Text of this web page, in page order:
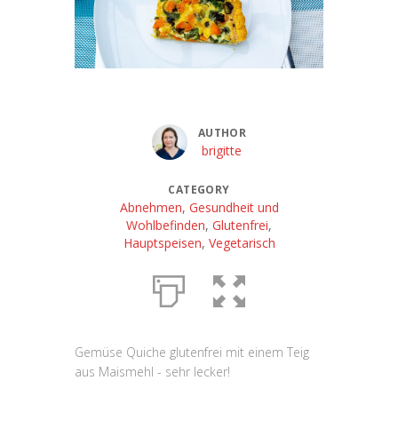
AUTHOR
brigitte
CATEGORY
Abnehmen, Gesundheit und
Wohlbefinden, Glutenfrei,
Hauptspeisen, Vegetarisch
Gemüse Quiche glutenfrei mit einem Teig
aus Maismehl - sehr lecker!